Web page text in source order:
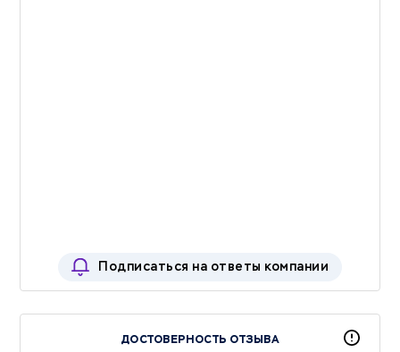
Подписаться на ответы компании
ДОСТОВЕРНОСТЬ ОТЗЫВА